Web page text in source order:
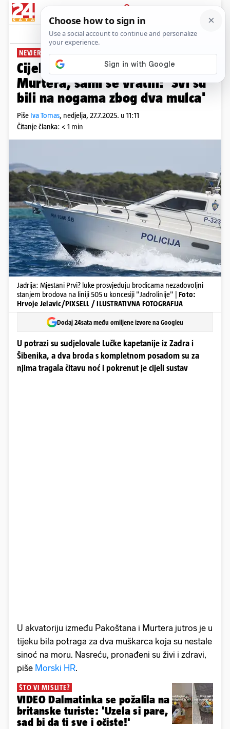
PRIJAVA
News Komentari
NEVJEROJATNO
Cijelu noć tražili muškarce kod
Murtera, sami se vratili: 'Svi su
bili na nogama zbog dva mulca'
Piše Iva Tomas, nedjelja, 27.7.2025. u 11:11
Čitanje članka: < 1 min
Jadrija: Mjestani Prvi? luke prosvjeduju brodicama nezadovoljni
stanjem brodova na liniji 505 u koncesiji "Jadrolinije" | Foto:
Hrvoje Jelavic/PIXSELL / ILUSTRATIVNA FOTOGRAFIJA
Dodaj 24sata među omiljene izvore na Googleu
U potrazi su sudjelovale Lučke kapetanije iz Zadra i
Šibenika, a dva broda s kompletnom posadom su za
njima tragala čitavu noć i pokrenut je cijeli sustav
U akvatoriju između Pakoštana i Murtera jutros je u
tijeku bila potraga za dva muškarca koja su nestale
sinoć na moru. Nasreću, pronađeni su živi i zdravi,
piše Morski HR.
ŠTO VI MISLITE?
VIDEO Dalmatinka se požalila na
britanske turiste: 'Uzela si pare,
sad bi da ti sve i očiste!'